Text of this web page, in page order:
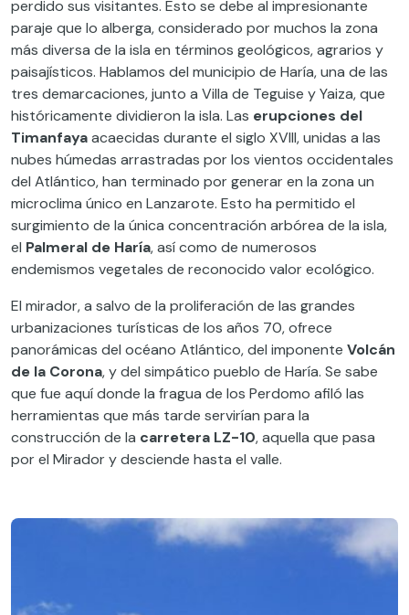
perdido sus visitantes. Esto se debe al impresionante
paraje que lo alberga, considerado por muchos la zona
más diversa de la isla en términos geológicos, agrarios y
paisajísticos. Hablamos del municipio de Haría, una de las
tres demarcaciones, junto a Villa de Teguise y Yaiza, que
históricamente dividieron la isla. Las erupciones del
Timanfayaacaecidas durante el siglo XVIII, unidas a las
nubes húmedas arrastradas por los vientos occidentales
del Atlántico, han terminado por generar en la zona un
microclima único en Lanzarote. Esto ha permitido el
surgimiento de la única concentración arbórea de la isla,
el Palmeral de Haría, así como de numerosos
endemismos vegetales de reconocido valor ecológico.
El mirador, a salvo de la proliferación de las grandes
urbanizaciones turísticas de los años 70, ofrece
panorámicas del océano Atlántico, del imponente Volcán
de la Corona, y del simpático pueblo de Haría. Se sabe
que fue aquí donde la fragua de los Perdomo afiló las
herramientas que más tarde servirían para la
construcción de la carretera LZ-10, aquella que pasa
por el Mirador y desciende hasta el valle.